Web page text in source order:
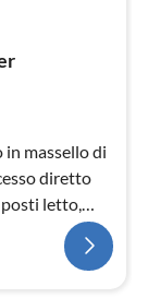
massello di
diretto
posti letto,